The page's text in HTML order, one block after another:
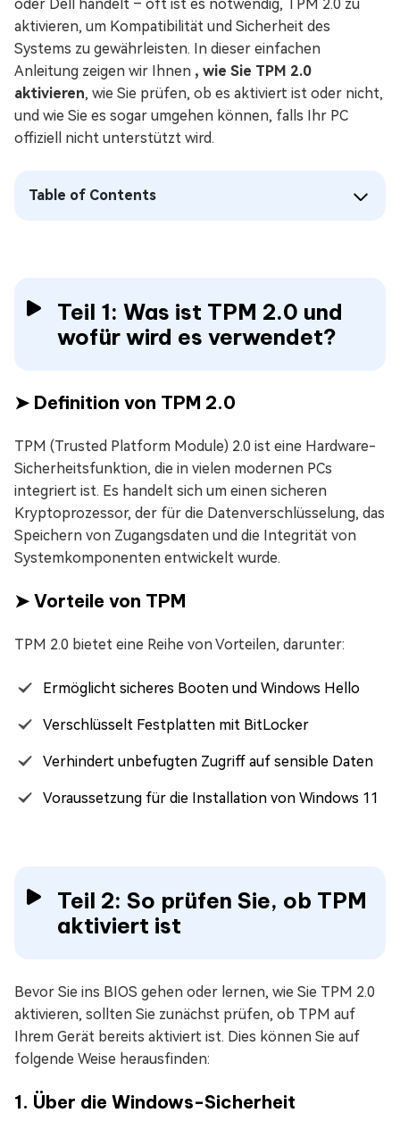
oder Dell handelt – oft ist es notwendig, TPM 2.0 zu
aktivieren, um Kompatibilität und Sicherheit des
Systems zu gewährleisten. In dieser einfachen
Anleitung zeigen wir Ihnen , wie Sie TPM 2.0
aktivieren, wie Sie prüfen, ob es aktiviert ist oder nicht,
und wie Sie es sogar umgehen können, falls Ihr PC
offiziell nicht unterstützt wird.
Table of Contents
Teil 1: Was ist TPM 2.0 und
wofür wird es verwendet?
➤ Definition von TPM 2.0
TPM (Trusted Platform Module) 2.0 ist eine Hardware-
Sicherheitsfunktion, die in vielen modernen PCs
integriert ist. Es handelt sich um einen sicheren
Kryptoprozessor, der für die Datenverschlüsselung, das
Speichern von Zugangsdaten und die Integrität von
Systemkomponenten entwickelt wurde.
➤ Vorteile von TPM
TPM 2.0 bietet eine Reihe von Vorteilen, darunter:
Ermöglicht sicheres Booten und Windows Hello
Verschlüsselt Festplatten mit BitLocker
Verhindert unbefugten Zugriff auf sensible Daten
Voraussetzung für die Installation von Windows 11
Teil 2: So prüfen Sie, ob TPM
aktiviert ist
Bevor Sie ins BIOS gehen oder lernen, wie Sie TPM 2.0
aktivieren, sollten Sie zunächst prüfen, ob TPM auf
Ihrem Gerät bereits aktiviert ist. Dies können Sie auf
folgende Weise herausfinden:
1. Über die Windows-Sicherheit